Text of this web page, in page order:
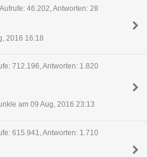
Aufrufe: 46.202, Antworten: 28
2016 16:18
712.196, Antworten: 1.820
am 09 Aug, 2016 23:13
615.941, Antworten: 1.710